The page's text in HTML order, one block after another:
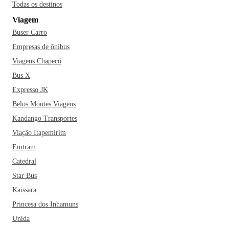
Todas os destinos
Viagem
Buser Carro
Empresas de ônibus
Viagens Chapecó
Bus X
Expresso JK
Belos Montes Viagens
Kandango Transportes
Viação Itapemirim
Emtram
Catedral
Star Bus
Kaissara
Princesa dos Inhamuns
Unida